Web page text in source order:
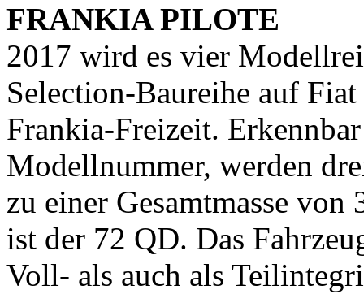
FRANKIA PILOTE
2017 wird es vier
Selection-Baureihe auf
Frankia-Freizeit.
Modellnummer, werden
zu einer Gesamtmasse
ist der 72 QD. Das
Voll- als auch als